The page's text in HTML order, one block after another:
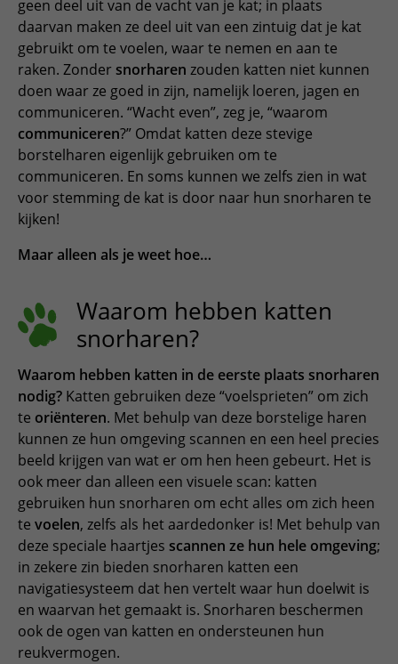
ESPAÑOL
PORTUGUÊS BRASIL
简体中文
日本語
ČEŠTINA
ESPAÑOL, MÉXICO
geen deel uit van de vacht van je kat; in plaats
daarvan maken ze deel uit van een zintuig dat je kat
gebruikt om te voelen, waar te nemen en aan te
raken. Zonder snorharen zouden katten niet kunnen
doen waar ze goed in zijn, namelijk loeren, jagen en
communiceren. “Wacht even”, zeg je, “waarom
communiceren?” Omdat katten deze stevige
borstelharen eigenlijk gebruiken om te
communiceren. En soms kunnen we zelfs zien in wat
voor stemming de kat is door naar hun snorharen te
kijken!
Maar alleen als je weet hoe…
Waarom hebben katten
snorharen?
Waarom hebben katten in de eerste plaats snorharen
nodig? Katten gebruiken deze “voelsprieten” om zich
te oriënteren. Met behulp van deze borstelige haren
kunnen ze hun omgeving scannen en een heel precies
beeld krijgen van wat er om hen heen gebeurt. Het is
ook meer dan alleen een visuele scan: katten
gebruiken hun snorharen om echt alles om zich heen
te voelen, zelfs als het aardedonker is! Met behulp van
deze speciale haartjes scannen ze hun hele omgeving;
in zekere zin bieden snorharen katten een
navigatiesysteem dat hen vertelt waar hun doelwit is
en waarvan het gemaakt is. Snorharen beschermen
ook de ogen van katten en ondersteunen hun
reukvermogen.